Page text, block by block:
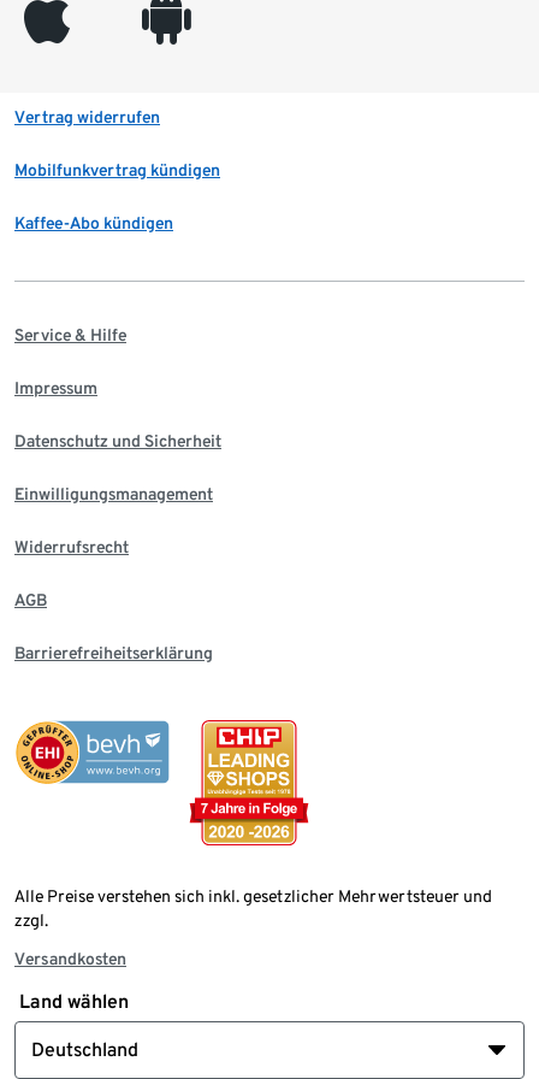
appleinc android
Vertrag widerrufen
Mobilfunkvertrag kündigen
Kaffee-Abo kündigen
Service & Hilfe
Impressum
Datenschutz und Sicherheit
Einwilligungsmanagement
Widerrufsrecht
AGB
Barrierefreiheitserklärung
Alle Preise verstehen sich inkl. gesetzlicher Mehrwertsteuer und
zzgl.
Versandkosten
Land wählen
Deutschland